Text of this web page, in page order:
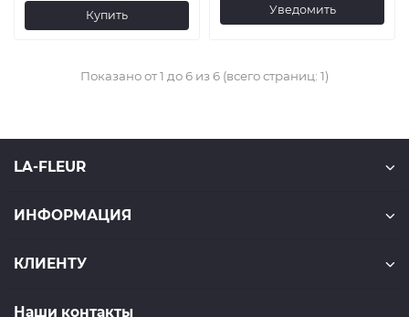
Купить Уведомить
Показано от 1 до 6 из 6 (всего страниц: 1)
LA-FLEUR
ИНФОРМАЦИЯ
КЛИЕНТУ
Наши контакты